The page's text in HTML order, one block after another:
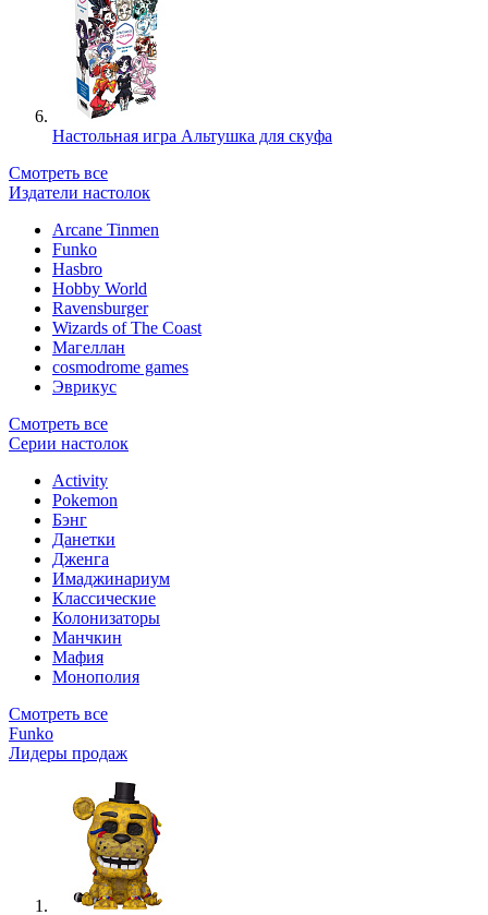
Настольная игра Альтушка для скуфа
Смотреть все
Издатели настолок
Arcane Tinmen
Funko
Hasbro
Hobby World
Ravensburger
Wizards of The Coast
Магеллан
сosmodrome games
Эврикус
Смотреть все
Серии настолок
Activity
Pokemon
Бэнг
Данетки
Дженга
Имаджинариум
Классические
Колонизаторы
Манчкин
Мафия
Монополия
Смотреть все
Funko
Лидеры продаж